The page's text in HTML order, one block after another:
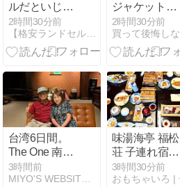
ルだといじめ
られる？｜心
配しすぎなく
ていい理由と
2時間30分前
【格安ランドセル比較サイト】安いランドセルを探そう
ジャケット
【もう迷わな
い！悩まな
い！失敗しな
めアイテムを
厳選紹介
2時間30分前
台湾6日間。
The One 南園
人文客棧に魅
かれて 25 - 同
3時間前
味湯海亭 福松
荘 子連れ宿泊
レビュー｜部
屋食に子ども
3時間30分前